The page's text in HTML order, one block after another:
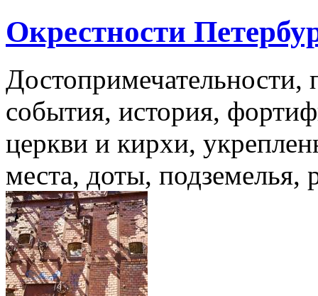
Окрестности
Достопримечательности,
события, история,
церкви и кирхи,
места, доты, подземелья,